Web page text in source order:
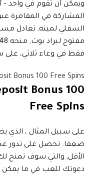
ويمكن أن تقوم في واحد –
المشاركة في المقامرة
السفلي لمينه, تعادل
فقط في وعاء ثلاثي، على
Bonus 100 Free Spins
Bonus 100
Free Spins
ضعفا. تحصل على تدور
دعوتك للعب في ما يمكن